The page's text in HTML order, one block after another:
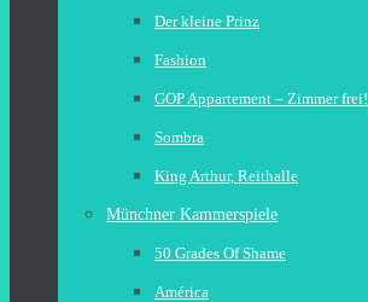
Der kleine Prinz
Fashion
GOP Appartement – Zimmer frei!
Sombra
King Arthur, Reithalle
Münchner Kammerspiele
50 Grades Of Shame
América